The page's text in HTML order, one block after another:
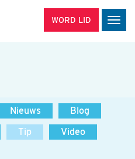
WORD LID
Nieuws
Blog
Tip
Video